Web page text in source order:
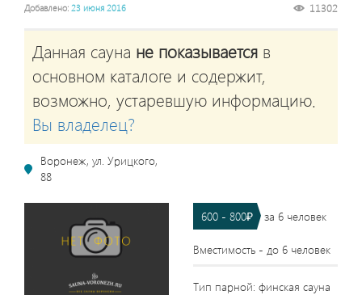
Добавлено: 23 июня 2016 11302
Данная сауна не показывается в
основном каталоге и содержит,
возможно, устаревшую информацию.
Вы владелец?
Воронеж, ул. Урицкого,
88
600 - 800₽ за 6 человек
Вместимость - до 6 человек
Тип парной: финская сауна